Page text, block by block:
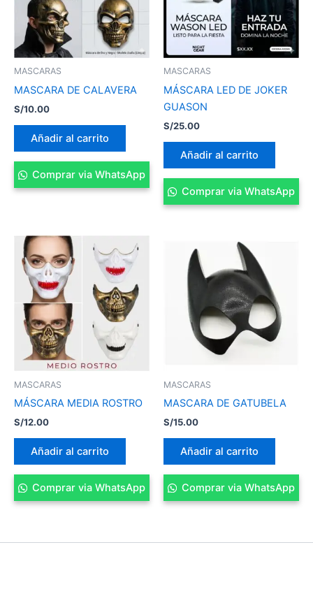
MASCARAS
MASCARA DE CALAVERA
S/10.00
Añadir al carrito
Comprar via WhatsApp
MASCARAS
MÁSCARA LED DE JOKER
GUASON
S/25.00
Añadir al carrito
Comprar via WhatsApp
MASCARAS
MÁSCARA MEDIA ROSTRO
S/12.00
Añadir al carrito
Comprar via WhatsApp
MASCARAS
MASCARA DE GATUBELA
S/15.00
Añadir al carrito
Comprar via WhatsApp